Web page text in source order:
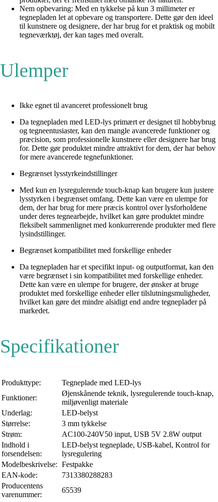
Nem opbevaring: Med en tykkelse på kun 3 millimeter er
tegnepladen let at opbevare og transportere. Dette gør den ideel
til kunstnere og designere, der har brug for et praktisk og mobilt
tegneværktøj, der kan tages med overalt.
Ulemper
Ikke egnet til avanceret professionelt brug
Da tegnepladen med LED-lys primært er designet til hobbybrug
og tegneentusiaster, kan den mangle avancerede funktioner og
præcision, som professionelle kunstnere eller designere har brug
for. Dette gør produktet mindre attraktivt for dem, der har behov
for mere avancerede tegnefunktioner.
Begrænset lysstyrkeindstillinger
Med kun en lysregulerende touch-knap kan brugere kun justere
lysstyrken i begrænset omfang. Dette kan være en ulempe for
dem, der har brug for mere præcis kontrol over lysforholdene
under deres tegnearbejde, hvilket kan gøre produktet mindre
fleksibelt sammenlignet med konkurrerende produkter med flere
lysindstillinger.
Begrænset kompatibilitet med forskellige enheder
Da tegnepladen har et specifikt input- og outputformat, kan den
være begrænset i sin kompatibilitet med forskellige enheder.
Dette kan være en ulempe for brugere, der ønsker at bruge
produktet med forskellige enheder eller tilslutningsmuligheder,
hvilket kan gøre det mindre alsidigt end andre tegneplader på
markedet.
Specifikationer
Produkttype:
Tegneplade med LED-lys
Funktioner:
Øjenskånende teknik, lysregulerende touch-knap,
miljøvenligt materiale
Underlag:
LED-belyst
Størrelse:
3 mm tykkelse
Strøm:
AC100-240V50 input, USB 5V 2.8W output
Indhold i
forsendelsen:
LED-belyst tegneplade, USB-kabel, Kontrol for
lysregulering
Modelbeskrivelse: Festpakke
EAN-kode:
7313380288283
Producentens
varenummer:
65539